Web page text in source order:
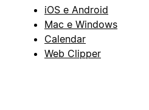
iOS e Android
Mac e Windows
Calendar
Web Clipper